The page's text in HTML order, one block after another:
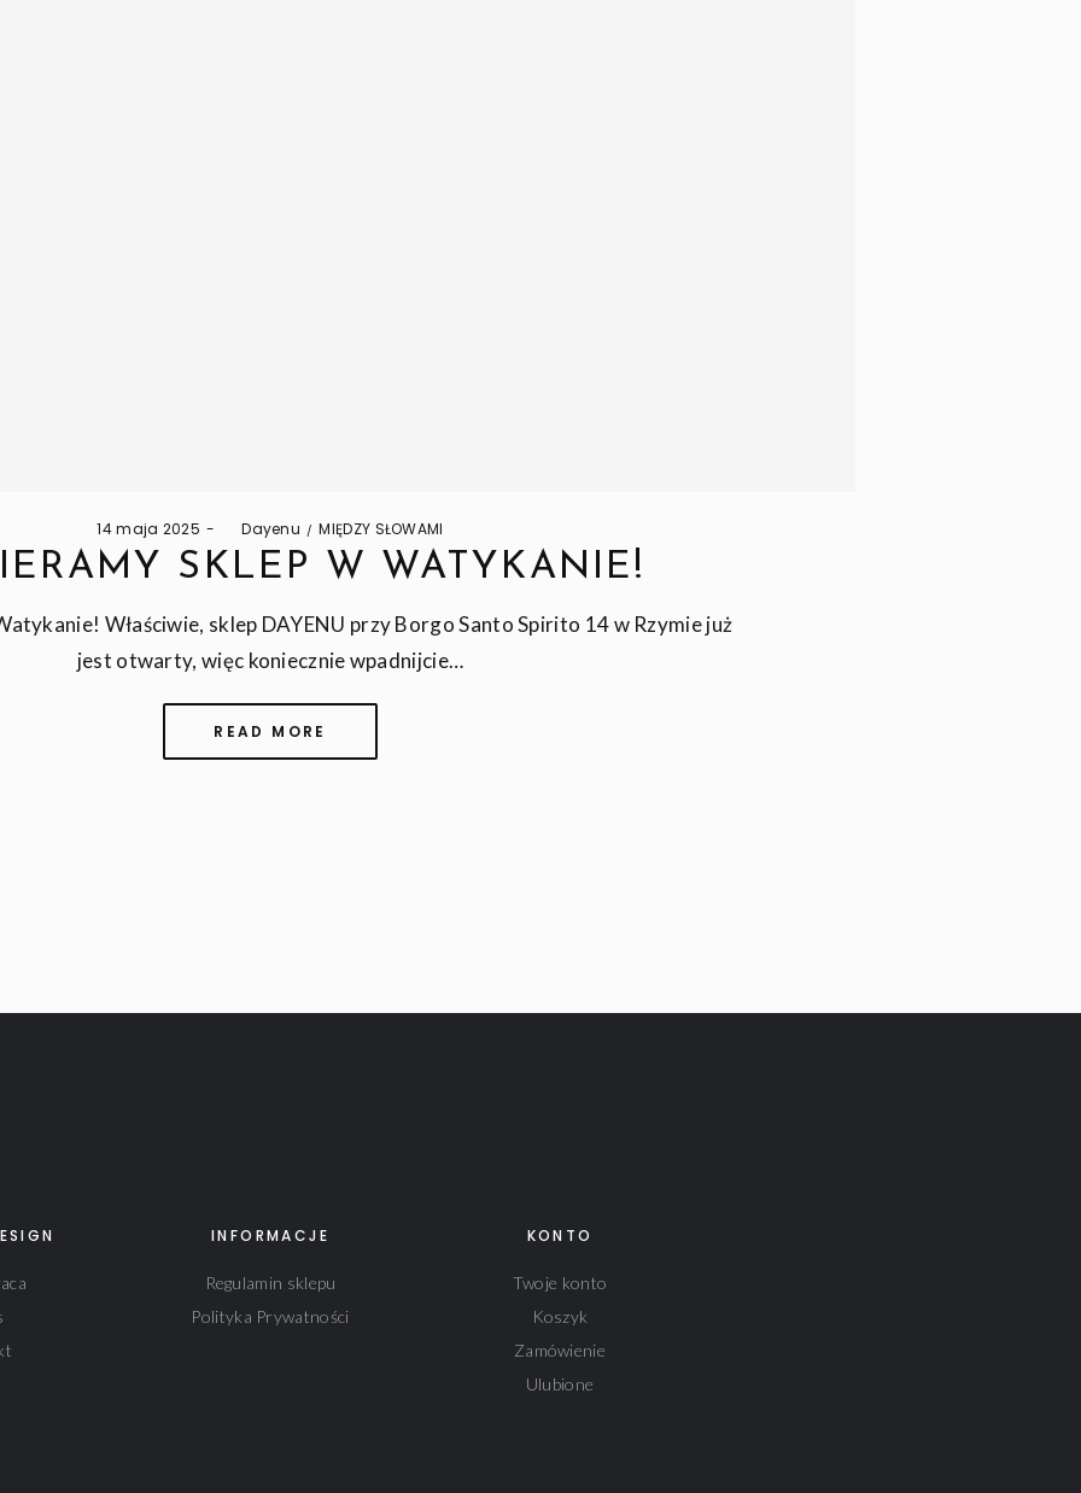
Posted
on
14 maja 2025 byDayenu
Posted
in
MIĘDZY SŁOWAMI
SKLEP W WATYKANIE!
Właściwie, sklep DAYENU przy Borgo Santo Spirito 14 w Rzymie już
jest otwarty, więc koniecznie wpadnijcie…
READ MORE
INFORMACJE
Regulamin sklepu
Polityka Prywatności
KONTO
Twoje konto
Koszyk
Zamówienie
Ulubione